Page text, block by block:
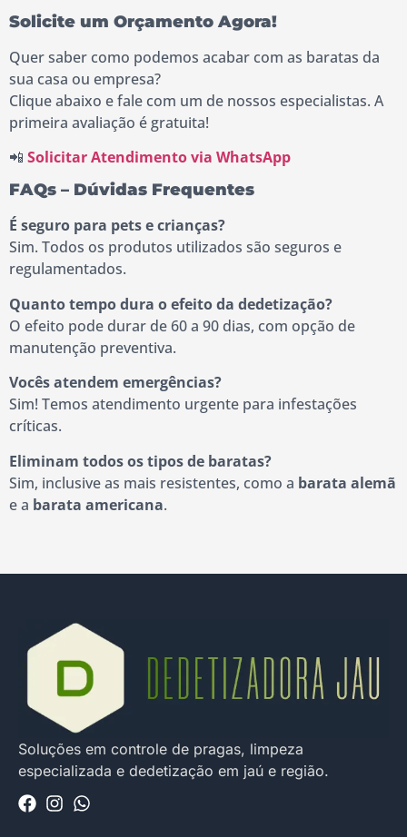
Solicite um Orçamento Agora!
Quer saber como podemos acabar com as baratas da
sua casa ou empresa?
Clique abaixo e fale com um de nossos especialistas. A
primeira avaliação é gratuita!
📲 Solicitar Atendimento via WhatsApp
FAQs – Dúvidas Frequentes
É seguro para pets e crianças?
Sim. Todos os produtos utilizados são seguros e
regulamentados.
Quanto tempo dura o efeito da dedetização?
O efeito pode durar de 60 a 90 dias, com opção de
manutenção preventiva.
Vocês atendem emergências?
Sim! Temos atendimento urgente para infestações
críticas.
Eliminam todos os tipos de baratas?
Sim, inclusive as mais resistentes, como a barata alemã
e a barata americana.
Soluções em controle de pragas, limpeza
especializada e dedetização em jaú e região.